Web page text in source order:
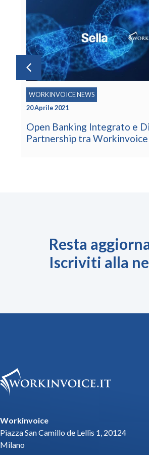
INSIGHT & BUSINESS TIPS
22 Gennaio 2021
L’Evoluzione del FinTech
l’Embedded Finance
Resta
Iscriviti alla
Workinvoice
Piazza San Camillo de Lellis 1, 20124
Milano